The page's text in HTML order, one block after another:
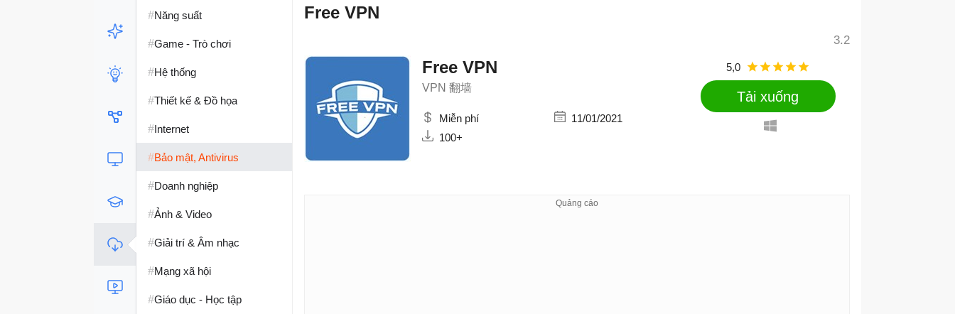
Free VPN
3.2
Free VPN
VPN 翻墙
Miễn phí
11/01/2021
100+
5,0
Tải xuống
#Năng suất
#Game - Trò chơi
#Hệ thống
#Thiết kế & Đồ họa
#Internet
#Bảo mật, Antivirus
#Doanh nghiệp
#Ảnh & Video
#Giải trí & Âm nhạc
#Mạng xã hội
#Giáo dục - Học tập